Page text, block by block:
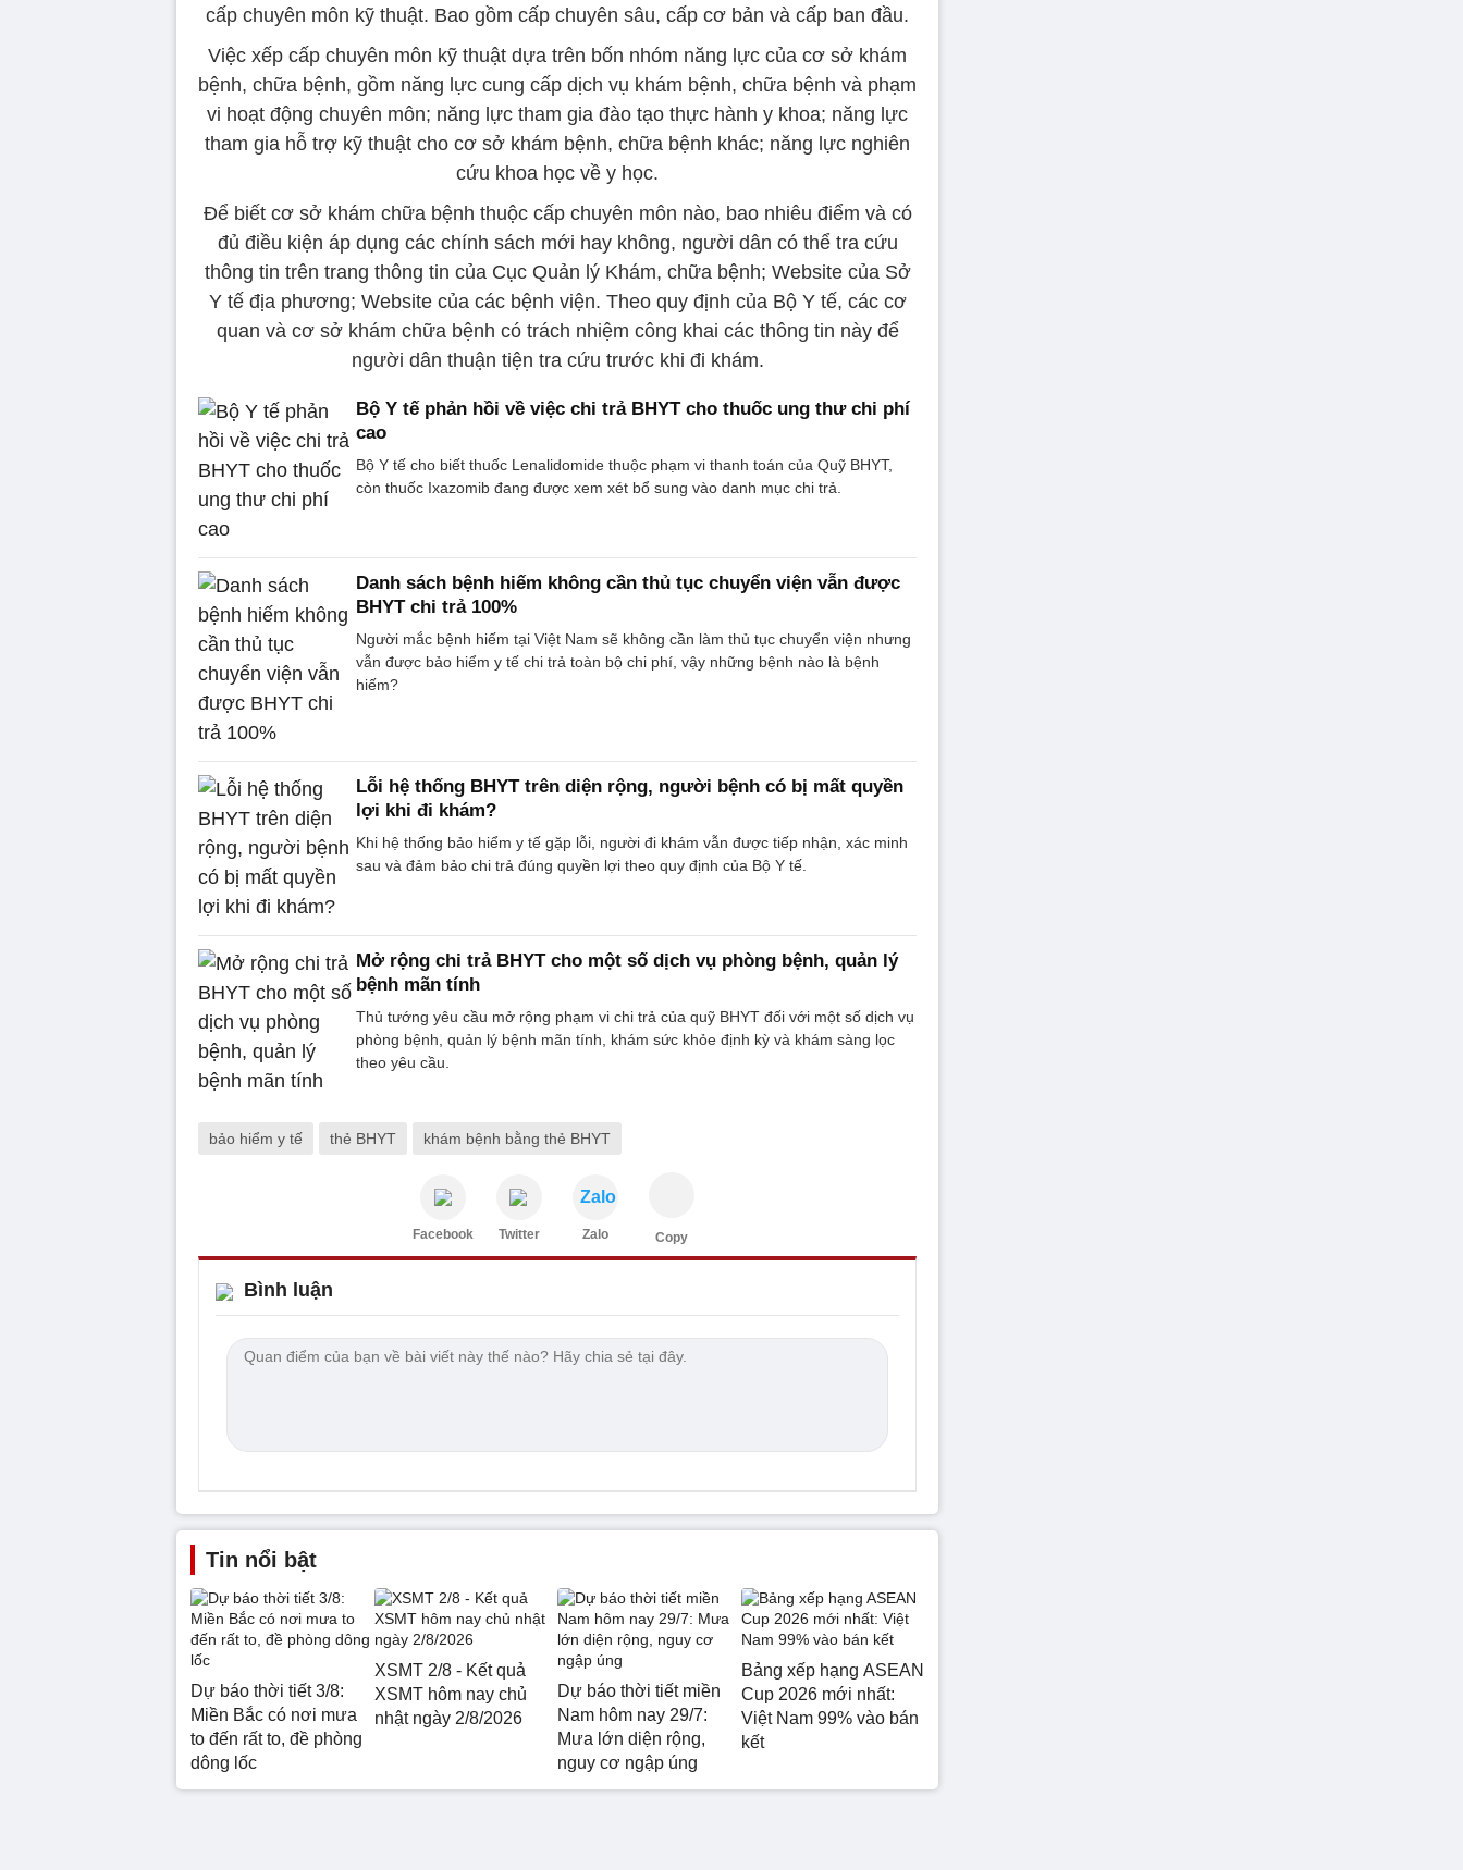
cấp chuyên môn kỹ thuật. Bao gồm cấp chuyên sâu, cấp cơ bản và cấp ban đầu.
Việc xếp cấp chuyên môn kỹ thuật dựa trên bốn nhóm năng lực của cơ sở khám
bệnh, chữa bệnh, gồm năng lực cung cấp dịch vụ khám bệnh, chữa bệnh và phạm
vi hoạt động chuyên môn; năng lực tham gia đào tạo thực hành y khoa; năng lực
tham gia hỗ trợ kỹ thuật cho cơ sở khám bệnh, chữa bệnh khác; năng lực nghiên
cứu khoa học về y học.
Để biết cơ sở khám chữa bệnh thuộc cấp chuyên môn nào, bao nhiêu điểm và có
đủ điều kiện áp dụng các chính sách mới hay không, người dân có thể tra cứu
thông tin trên trang thông tin của Cục Quản lý Khám, chữa bệnh; Website của Sở
Y tế địa phương; Website của các bệnh viện. Theo quy định của Bộ Y tế, các cơ
quan và cơ sở khám chữa bệnh có trách nhiệm công khai các thông tin này để
người dân thuận tiện tra cứu trước khi đi khám.
Bộ Y tế phản hồi về việc chi trả BHYT cho thuốc ung thư chi phí
cao
Bộ Y tế cho biết thuốc Lenalidomide thuộc phạm vi thanh toán của Quỹ BHYT,
còn thuốc Ixazomib đang được xem xét bổ sung vào danh mục chi trả.
Danh sách bệnh hiếm không cần thủ tục chuyển viện vẫn được
BHYT chi trả 100%
Người mắc bệnh hiếm tại Việt Nam sẽ không cần làm thủ tục chuyển viện nhưng
vẫn được bảo hiểm y tế chi trả toàn bộ chi phí, vậy những bệnh nào là bệnh
hiếm?
Lỗi hệ thống BHYT trên diện rộng, người bệnh có bị mất quyền
lợi khi đi khám?
Khi hệ thống bảo hiểm y tế gặp lỗi, người đi khám vẫn được tiếp nhận, xác minh
sau và đảm bảo chi trả đúng quyền lợi theo quy định của Bộ Y tế.
Mở rộng chi trả BHYT cho một số dịch vụ phòng bệnh, quản lý
bệnh mãn tính
Thủ tướng yêu cầu mở rộng phạm vi chi trả của quỹ BHYT đối với một số dịch vụ
phòng bệnh, quản lý bệnh mãn tính, khám sức khỏe định kỳ và khám sàng lọc
theo yêu cầu.
bảo hiểm y tế thẻ BHYT khám bệnh bằng thẻ BHYT
Facebook Twitter
Zalo
Zalo Copy
Bình luận
Tin nổi bật
Dự báo thời tiết 3/8:
Miền Bắc có nơi mưa
to đến rất to, đề phòng
dông lốc
XSMT 2/8 - Kết quả
XSMT hôm nay chủ
nhật ngày 2/8/2026
Dự báo thời tiết miền
Nam hôm nay 29/7:
Mưa lớn diện rộng,
nguy cơ ngập úng
Bảng xếp hạng ASEAN
Cup 2026 mới nhất:
Việt Nam 99% vào bán
kết